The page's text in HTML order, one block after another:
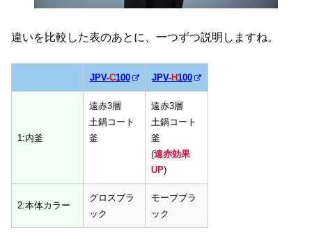
違いを比較した表のあとに、一つずつ説明しますね。
JPV-C100 JPV-H100
JPV- C100 JPV- H100
1:内釜
遠赤3層
土鍋コート
釜
遠赤3層
土鍋コート
釜
(遠赤効果
UP)
2:本体カラー
グロスブラ
ック
モーブブラ
ック